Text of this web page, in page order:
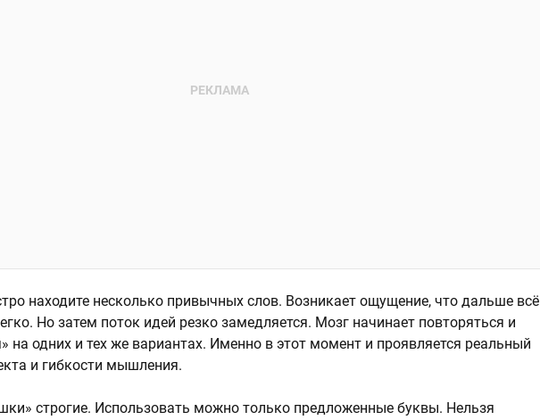
находите несколько привычных слов. Возникает ощущение, что дальше всё
Но затем поток идей резко замедляется. Мозг начинает повторяться и
на одних и тех же вариантах. Именно в этот момент и проявляется реальный
и гибкости мышления.
строгие. Использовать можно только предложенные буквы. Нельзя